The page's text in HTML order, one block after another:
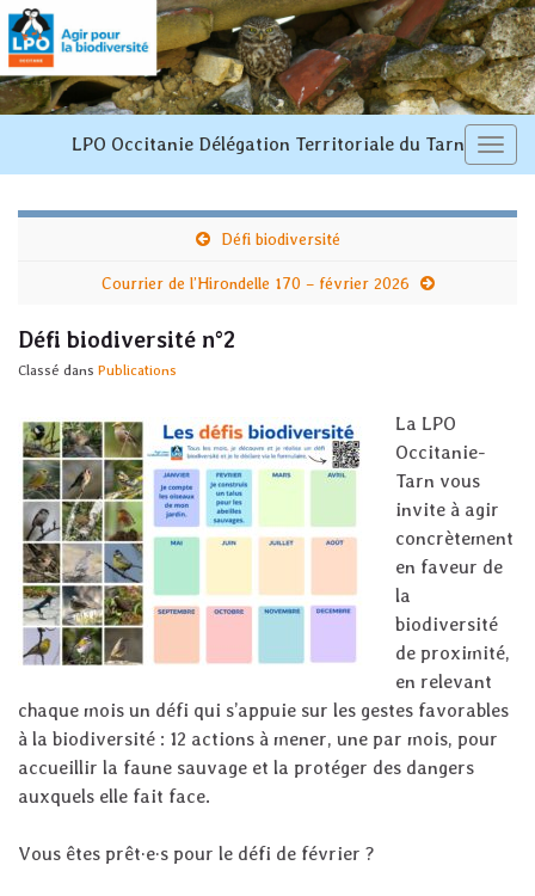
LPO Occitanie Délégation Territoriale du Tarn
Défi biodiversité
Courrier de l’Hirondelle 170 – février 2026
Défi biodiversité n°2
Classé dans Publications
La LPO
Occitanie-
Tarn vous
invite à agir
concrètement
en faveur de
la
biodiversité
de proximité,
en relevant
chaque mois un défi qui s’appuie sur les gestes favorables
à la biodiversité : 12 actions à mener, une par mois, pour
accueillir la faune sauvage et la protéger des dangers
auxquels elle fait face.
Vous êtes prêt·e·s pour le défi de février ?